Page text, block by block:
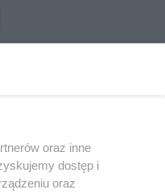
może być powielany i
w jakikolwiek sposób (w
na jakimkolwiek polu
oraz inne
dostęp i
oraz